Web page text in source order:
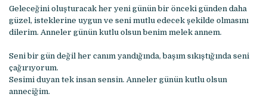
Geleceğini oluşturacak her yeni günün bir önceki günden daha
güzel, isteklerine uygun ve seni mutlu edecek şekilde olmasını
dilerim. Anneler günün kutlu olsun benim melek annem.
Seni bir gün değil her canım yandığında, başım sıkıştığında seni
çağırıyorum.
Sesimi duyan tek insan sensin. Anneler günün kutlu olsun
anneciğim.